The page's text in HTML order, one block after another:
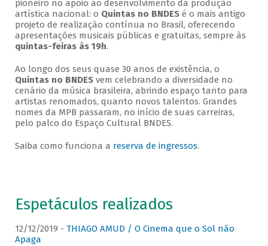
pioneiro no apoio ao desenvolvimento da produção
artística nacional: o Quintas no BNDESé o mais antigo
projeto de realização contínua no Brasil, oferecendo
apresentações musicais públicas e gratuitas, sempre às
quintas-feiras às 19h.
Ao longo dos seus quase 30 anos de existência, o
Quintas no BNDESvem celebrando a diversidade no
cenário da música brasileira, abrindo espaço tanto para
artistas renomados, quanto novos talentos. Grandes
nomes da MPB passaram, no início de suas carreiras,
pelo palco do Espaço Cultural BNDES.
Saiba como funciona a reserva de ingressos.
Espetáculos realizados
12/12/2019 - THIAGO AMUD / O Cinema que o Sol não
Apaga